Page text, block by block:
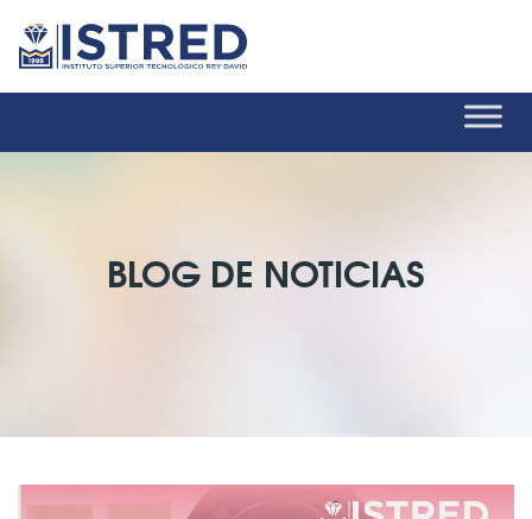
BLOG DE NOTICIAS